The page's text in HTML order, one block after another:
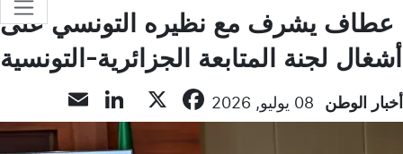
عطاف يشرف مع نظيره التونسي على
أشغال لجنة المتابعة الجزائرية-التونسية
أخبار الوطن 08 يوليو, 2026 Facebook